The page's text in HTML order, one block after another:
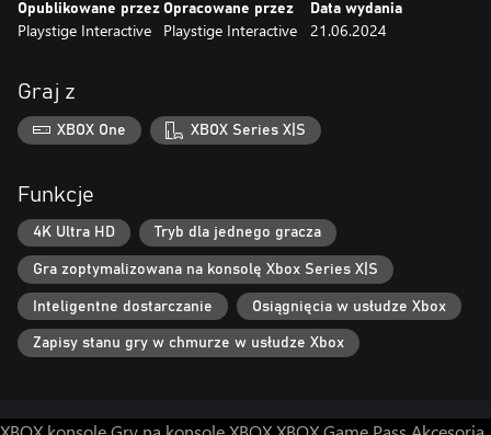
Opublikowane przez
Playstige Interactive
Opracowane przez
Playstige Interactive
Data wydania
21.06.2024
Graj z
XBOX One XBOX Series X|S
Funkcje
4K Ultra HD Tryb dla jednego gracza
Gra zoptymalizowana na konsolę Xbox Series X|S
Inteligentne dostarczanie Osiągnięcia w usłudze Xbox
Zapisy stanu gry w chmurze w usłudze Xbox